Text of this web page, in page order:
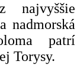
najvyššie
nadmorská
patrí
Torysy.